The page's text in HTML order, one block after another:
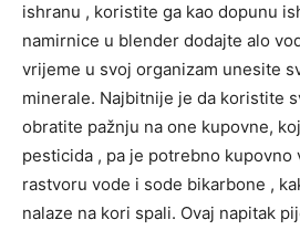
ishranu , koristite ga kao dopunu
namirnice u blender dodajte alo
vrijeme u svoj organizam unesite
minerale. Najbitnije je da koristite
obratite pažnju na one kupovne,
pesticida , pa je potrebno kupovno
rastvoru vode i sode bikarbone ,
nalaze na kori spali. Ovaj napitak